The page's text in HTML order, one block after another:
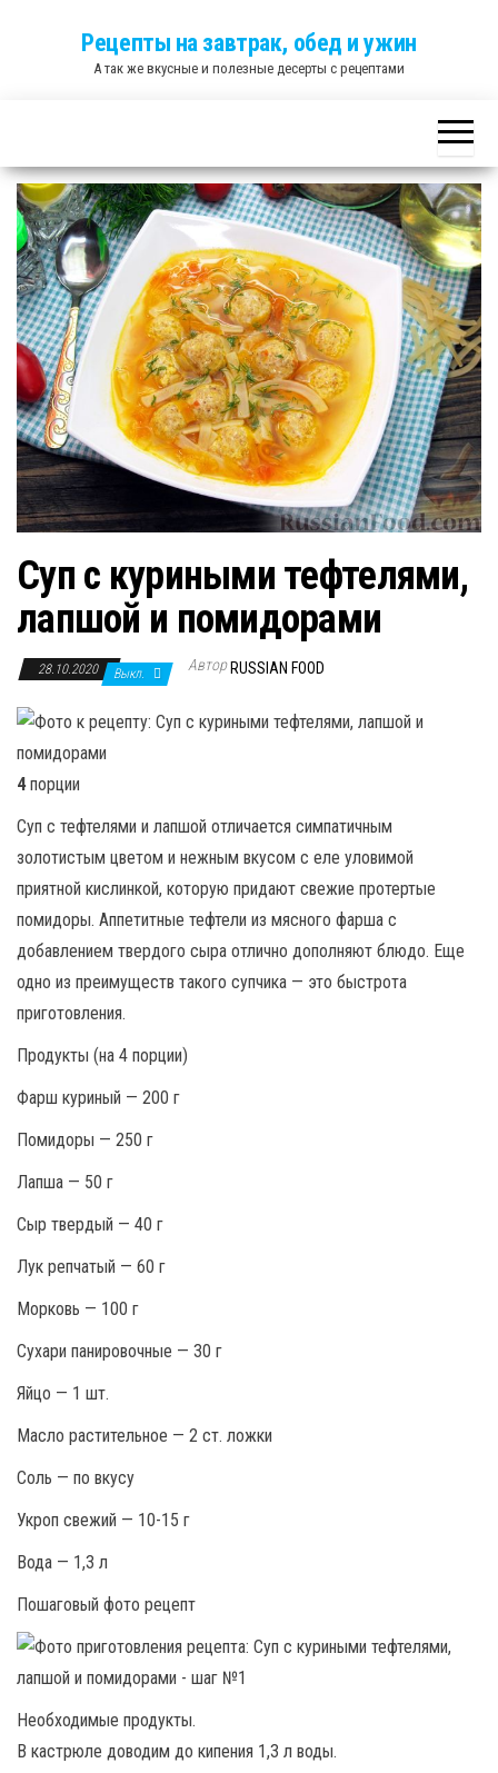
Рецепты на завтрак, обед и ужин
А так же вкусные и полезные десерты с рецептами
Суп с куриными тефтелями,
лапшой и помидорами
28.10.2020 Выкл. Автор RUSSIAN FOOD
4порции
Суп с тефтелями и лапшой отличается симпатичным
золотистым цветом и нежным вкусом с еле уловимой
приятной кислинкой, которую придают свежие протертые
помидоры. Аппетитные тефтели из мясного фарша с
добавлением твердого сыра отлично дополняют блюдо. Еще
одно из преимуществ такого супчика — это быстрота
приготовления.
Продукты (на 4 порции)
Фарш куриный — 200 г
Помидоры — 250 г
Лапша — 50 г
Сыр твердый — 40 г
Лук репчатый — 60 г
Морковь — 100 г
Сухари панировочные — 30 г
Яйцо — 1 шт.
Масло растительное — 2 ст. ложки
Соль — по вкусу
Укроп свежий — 10-15 г
Вода — 1,3 л
Пошаговый фото рецепт
Необходимые продукты.
В кастрюле доводим до кипения 1,3 л воды.